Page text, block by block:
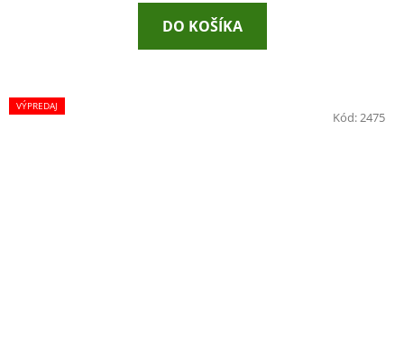
DO KOŠÍKA
VÝPREDAJ
Kód:2475